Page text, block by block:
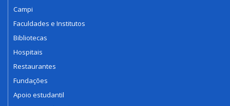
Campi
Faculdades e Institutos
Bibliotecas
Hospitais
Restaurantes
Fundações
Apoio estudantil